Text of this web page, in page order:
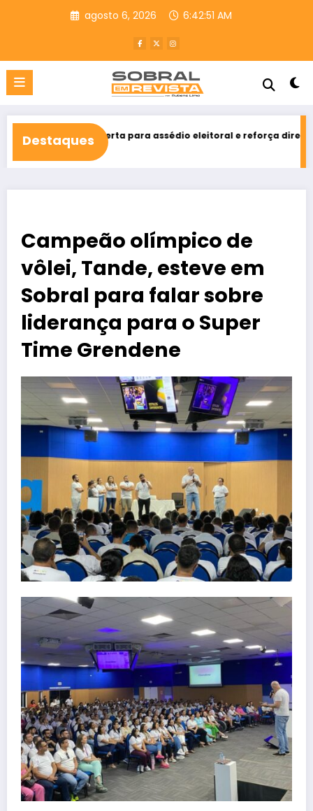
agosto 6, 2026 6:42:53 AM
Destaques
para assédio eleitoral e reforça direito ao voto livre nas
Campeão olímpico de
vôlei, Tande, esteve em
Sobral para falar sobre
liderança para o Super
Time Grendene